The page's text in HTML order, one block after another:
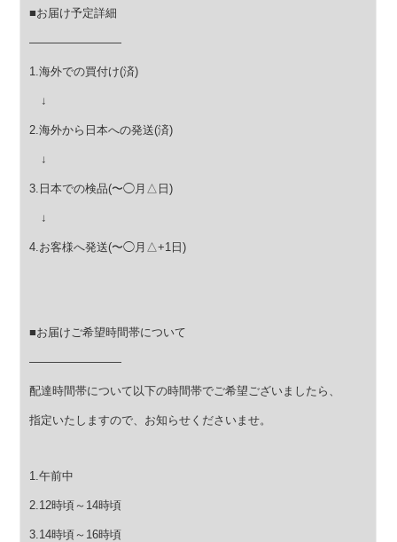
■お届け予定詳細
————————
1.海外での買付け(済)
↓
2.海外から日本への発送(済)
↓
3.日本での検品(〜◯月△日)
↓
4.お客様へ発送(〜◯月△+1日)
■お届けご希望時間帯について
————————
配達時間帯について以下の時間帯でご希望ございましたら、
指定いたしますので、お知らせくださいませ。
1.午前中
2.12時頃～14時頃
3.14時頃～16時頃